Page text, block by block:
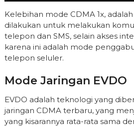
Kelebihan mode CDMA 1x,
dilakukan untuk melakukan
telepon dan SMS, selain akses
karena ini adalah mode
telepon seluler.
Mode Jaringan EVDO
EVDO adalah teknologi yang
jaringan CDMA terbaru, yang
yang kisarannya rata-rata sama